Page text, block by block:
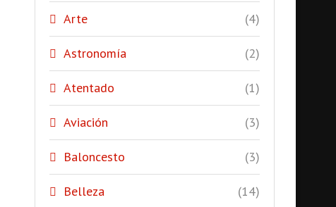
Arte (4)
Astronomía (2)
Atentado (1)
Aviación (3)
Baloncesto (3)
Belleza (14)